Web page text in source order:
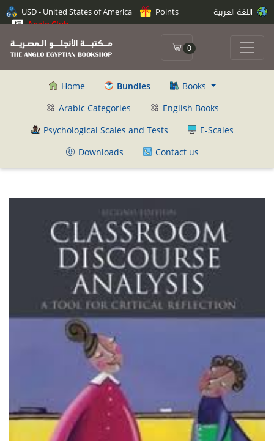
USD - United States of America
Points
Anglo Club
0
Home Bundles
Books
Arabic Categories
English Books
Psychological Scales and Tests
E-Scales
Downloads
Contact us